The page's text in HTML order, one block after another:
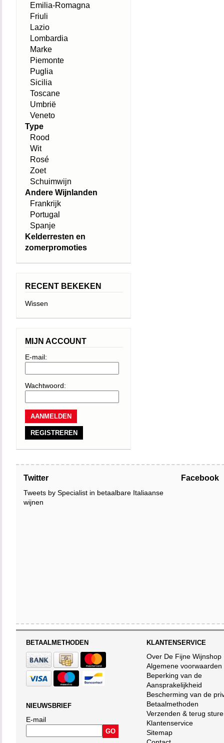
Emilia-Romagna
Friuli
Lazio
Lombardia
Marke
Piemonte
Puglia
Sicilia
Toscane
Umbrië
Veneto
Type
Rood
Wit
Rosé
Zoet
Schuimwijn
Andere Wijnlanden
Frankrijk
Portugal
Spanje
Kelderresten en
zomerpromoties
RECENT BEKEKEN
Wissen
MIJN ACCOUNT
E-mail:
Wachtwoord:
REGISTREREN
Twitter
Tweets by Specialist in betaalbare Italiaanse
wijnen
Facebook
BETAALMETHODEN
NIEUWSBRIEF
E-mail
KLANTENSERVICE
Over De Fijne Wijnshop
Algemene voorwaarden
Beperking van de
Aansprakelijkheid
Bescherming van de
Betaalmethoden
Verzenden & terug
Klantenservice
Sitemap